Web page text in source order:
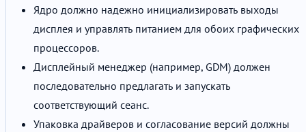
Ядро должно надежно инициализировать выходы
дисплея и управлять питанием для обоих графических
процессоров.
Дисплейный менеджер (например, GDM) должен
последовательно предлагать и запускать
соответствующий сеанс.
Упаковка драйверов и согласование версий должны